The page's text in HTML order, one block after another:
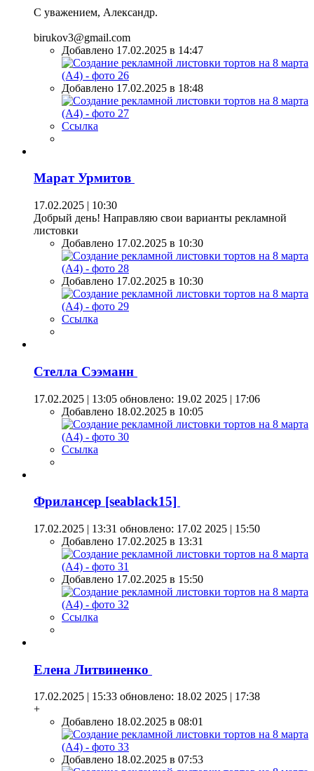
С уважением, Александр.
birukov3@gmail.com
Добавлено 17.02.2025 в 14:47
Добавлено 17.02.2025 в 18:48
Ссылка
Марат Урмитов
17.02.2025 | 10:30
Добрый день! Направляю свои варианты рекламной
листовки
Добавлено 17.02.2025 в 10:30
Добавлено 17.02.2025 в 10:30
Ссылка
Стелла Сээманн
17.02.2025 | 13:05 обновлено: 19.02 2025 | 17:06
Добавлено 18.02.2025 в 10:05
Ссылка
Фрилансер [seablack15]
17.02.2025 | 13:31 обновлено: 17.02 2025 | 15:50
Добавлено 17.02.2025 в 13:31
Добавлено 17.02.2025 в 15:50
Ссылка
Елена Литвиненко
17.02.2025 | 15:33 обновлено: 18.02 2025 | 17:38
+
Добавлено 18.02.2025 в 08:01
Добавлено 18.02.2025 в 07:53